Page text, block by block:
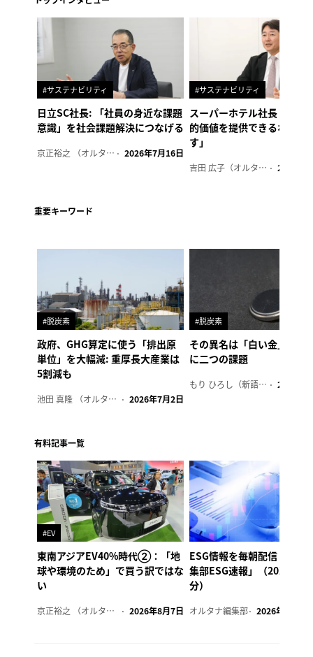
#サステナビリティ
日立SC社長: 「社員の身近な課題
意識」を社会課題解決につなげる
京正裕之 （オルタナ副編集長） 2026年7月16日
#サステナビリティ
スーパーホテル社長「地域
的価値を提供できるホテル
す」
吉田 広子（オルタナ輪番編集長） 2026年6
重要キーワード
#脱炭素
政府、GHG算定に使う「排出原
単位」を大幅減: 重厚長大産業は
5割減も
池田 真隆 （オルタナ輪番編集長） 2026年7月2日
#脱炭素
その異名は「白い金」、リ
に二つの課題
もり ひろし（新語ウォッチャー） 2023年7
有料記事一覧
#EV
東南アジアEV40%時代②：「地
球や環境のため」で買う訳ではな
い
京正裕之 （オルタナ副編集長） 2026年8月7日
ESG情報を毎朝配信「オル
集部ESG速報」（2026年8
分）
オルタナ編集部 2026年8月7日